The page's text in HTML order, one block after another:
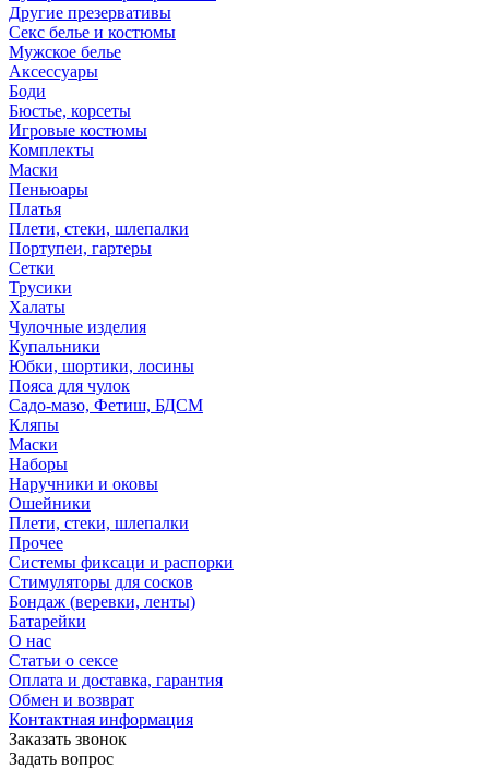
Другие презервативы
Секс белье и костюмы
Мужское белье
Аксессуары
Боди
Бюстье, корсеты
Игровые костюмы
Комплекты
Маски
Пеньюары
Платья
Плети, стеки, шлепалки
Портупеи, гартеры
Сетки
Трусики
Халаты
Чулочные изделия
Купальники
Юбки, шортики, лосины
Пояса для чулок
Садо-мазо, Фетиш, БДСМ
Кляпы
Маски
Наборы
Наручники и оковы
Ошейники
Плети, стеки, шлепалки
Прочее
Системы фиксаци и распорки
Стимуляторы для сосков
Бондаж (веревки, ленты)
Батарейки
О нас
Статьи о сексе
Оплата и доставка, гарантия
Обмен и возврат
Контактная информация
Заказать звонок
Задать вопрос